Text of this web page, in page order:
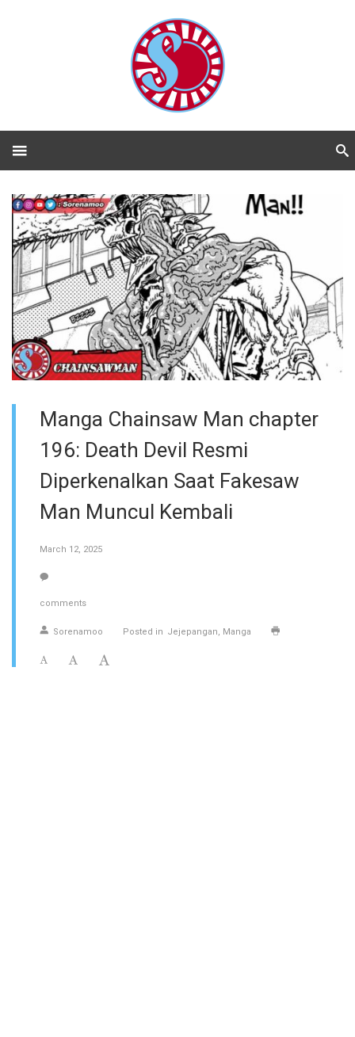
Manga Chainsaw Man chapter
196: Death Devil Resmi
Diperkenalkan Saat Fakesaw
Man Muncul Kembali
March 12, 2025
comments
Sorenamoo Posted in Jejepangan Manga